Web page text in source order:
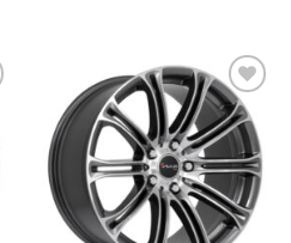
Aggiungi
alla lista
dei
desideri